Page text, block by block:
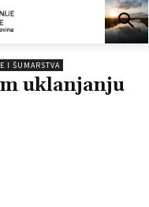
I ŠUMARSTVA
uklanjanju